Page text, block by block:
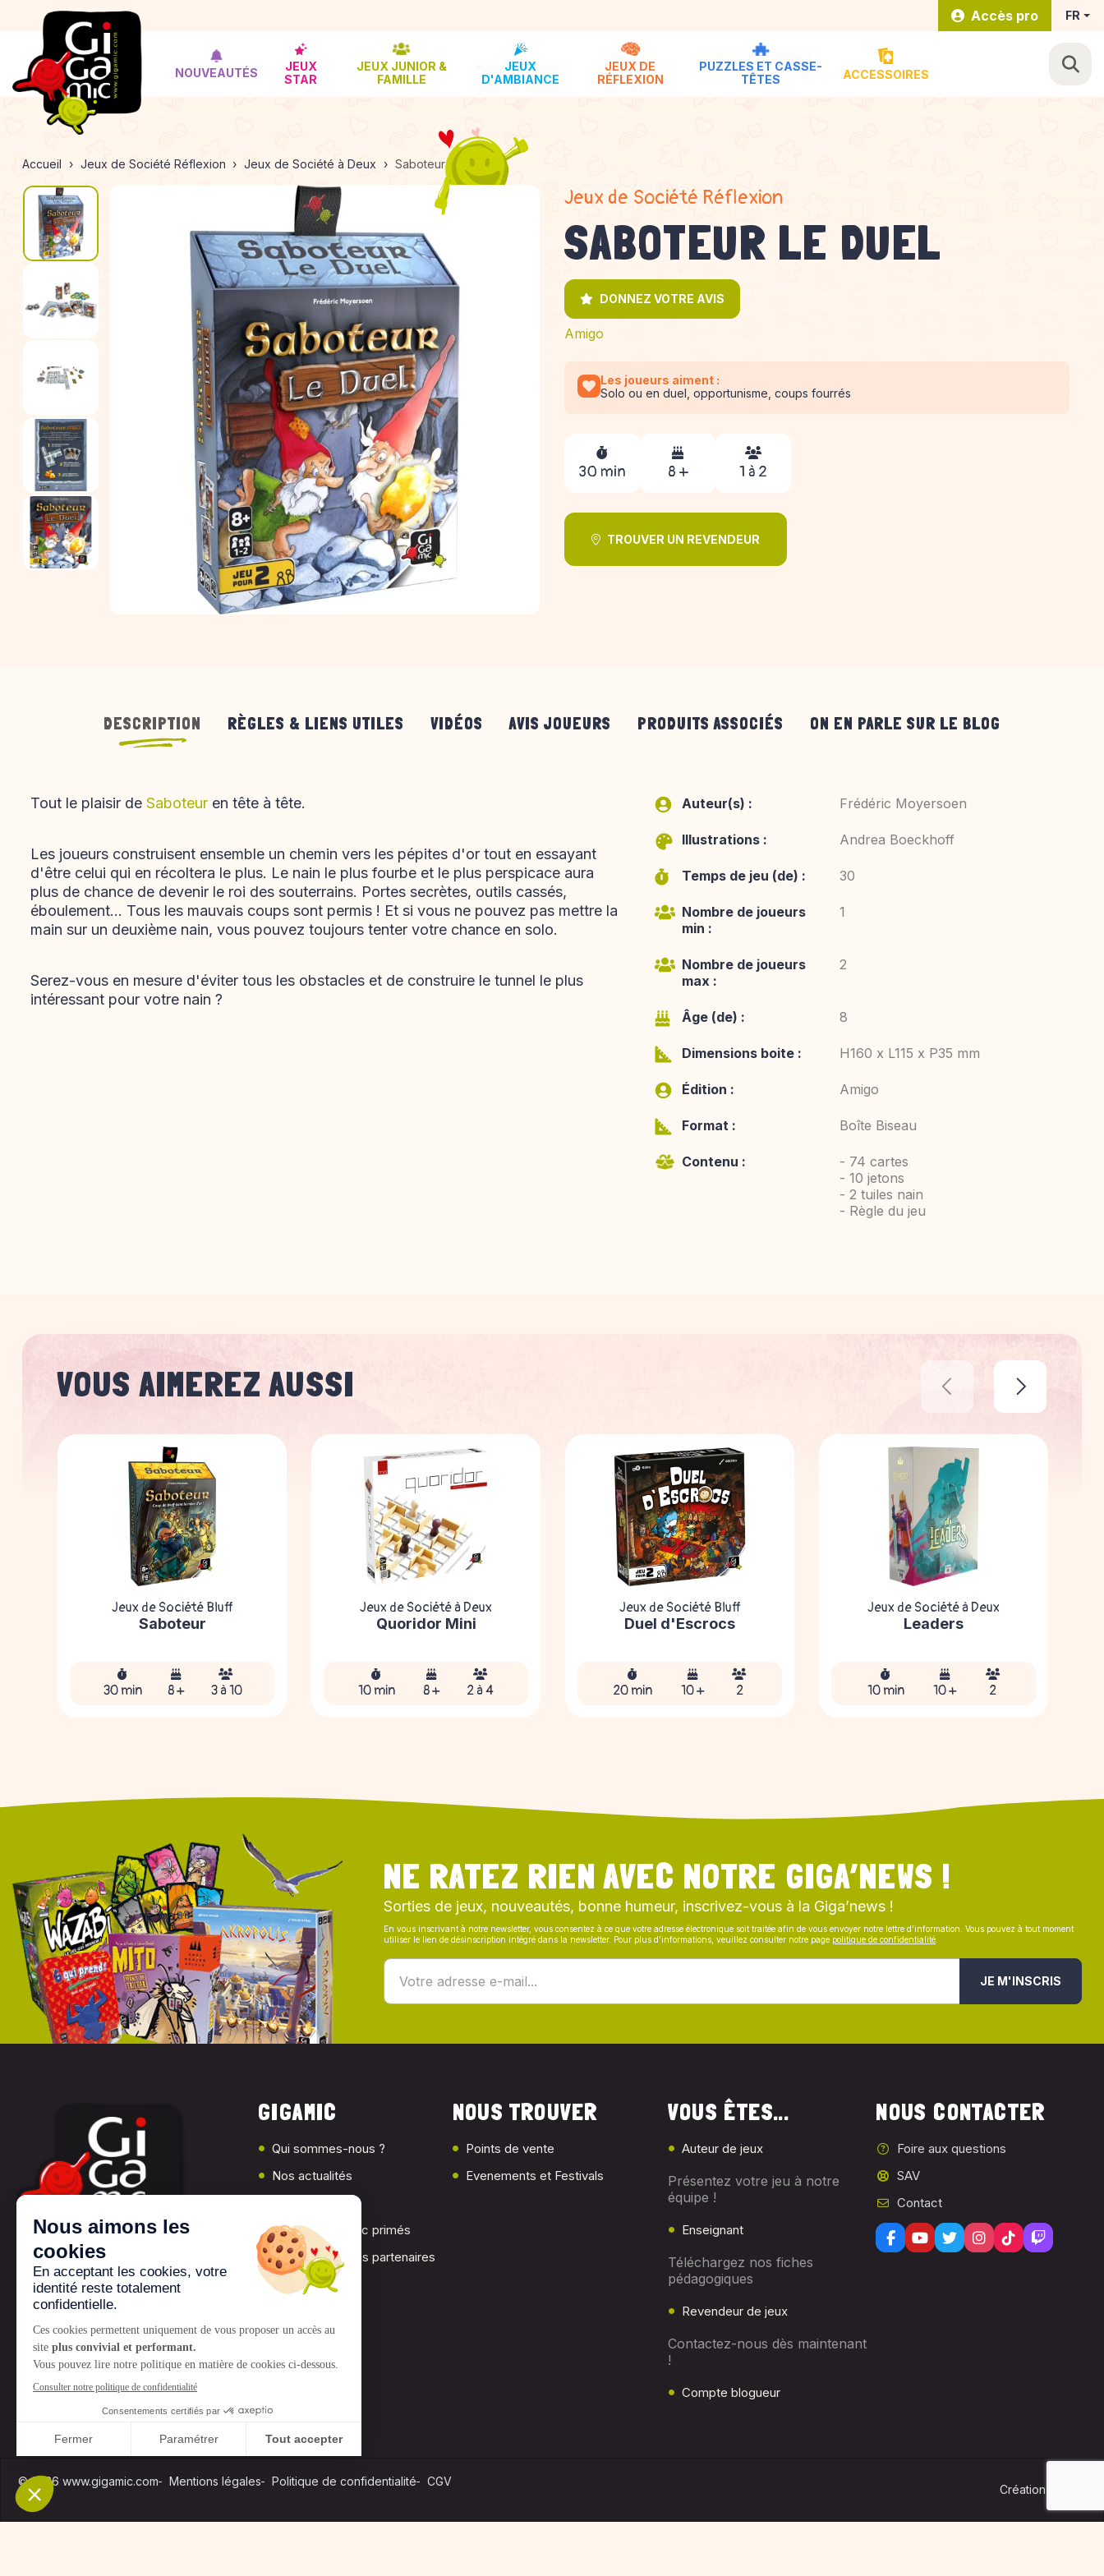
Accès pro FR
NOUVEAUTÉS
JEUX
STAR
JEUX JUNIOR &
FAMILLE
JEUX
D'AMBIANCE
JEUX DE
RÉFLEXION
PUZZLES ET CASSE-
TÊTES
ACCESSOIRES
Accueil Jeux de Société Réflexion Jeux de Société à Deux Saboteur le Duel
Jeux de Société Réflexion
SABOTEUR LE DUEL
DONNEZ VOTRE AVIS
Amigo
Les joueurs aiment :
Solo ou en duel, opportunisme, coups fourrés
30 min 8 + 1 à 2
TROUVER UN REVENDEUR
DESCRIPTION RÈGLES & LIENS UTILES VIDÉOS AVIS JOUEURS PRODUITS ASSOCIÉS ON EN PARLE SUR LE BLOG
Tout le plaisir de Saboteur en tête à tête.
Les joueurs construisent ensemble un chemin vers les pépites d'or tout en essayant
d'être celui qui en récoltera le plus. Le nain le plus fourbe et le plus perspicace aura
plus de chance de devenir le roi des souterrains. Portes secrètes, outils cassés,
éboulement... Tous les mauvais coups sont permis ! Et si vous ne pouvez pas mettre la
main sur un deuxième nain, vous pouvez toujours tenter votre chance en solo.
Serez-vous en mesure d'éviter tous les obstacles et de construire le tunnel le plus
intéressant pour votre nain ?
Auteur(s) : Frédéric Moyersoen
Illustrations : Andrea Boeckhoff
Temps de jeu (de) : 30
Nombre de joueurs
min :
1
Nombre de joueurs
max :
2
Âge (de) : 8
Dimensions boite : H160 x L115 x P35 mm
Édition : Amigo
Format : Boîte Biseau
Contenu :
- 74 cartes
- 10 jetons
- 2 tuiles nain
- Règle du jeu
VOUS AIMEREZ AUSSI
Jeux de Société Bluff
Saboteur
30 min 8 + 3 à 10
Jeux de Société à Deux
Quoridor Mini
10 min 8 + 2 à 4
Jeux de Société Bluff
Duel d'Escrocs
20 min 10 + 2
Jeux de Société à Deux
Leaders
10 min 10 + 2
NE RATEZ RIEN AVEC NOTRE GIGA’NEWS !
Sorties de jeux, nouveautés, bonne humeur, inscrivez-vous à la Giga’news !
En vous inscrivant à notre newsletter, vous consentez à ce que votre adresse électronique soit traitée afin de vous envoyer notre lettre d’information. Vous pouvez à tout moment
utiliser le lien de désinscription intégré dans la newsletter. Pour plus d’informations, veuillez consulter notre page politique de confidentialité
JE M'INSCRIS
GIGAMIC
Qui sommes-nous ?
Nos actualités
Les jeux Gigamic primés
Nos associations partenaires
NOUS TROUVER
Points de vente
Evenements et Festivals
VOUS ÊTES...
Auteur de jeux
Présentez votre jeu à notre
équipe !
Enseignant
Téléchargez nos fiches
pédagogiques
Revendeur de jeux
Contactez-nous dès maintenant
!
Compte blogueur
NOUS CONTACTER
Foire aux questions
SAV
Contact
© 2026 www.gigamic.com Mentions légales Politique de confidentialité CGV
Création